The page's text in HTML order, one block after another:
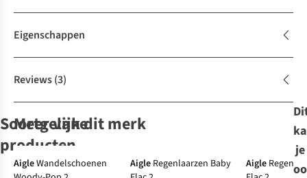
Eigenschappen
Reviews(3)
Soortgelijke
producten
Meer van dit merk
AigleWandelschoenen
Aigle Regenlaarzen Baby
Aigle
je